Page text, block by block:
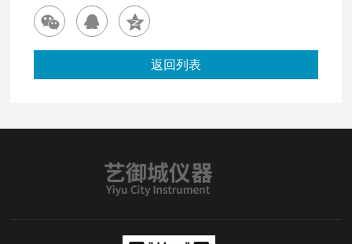
返回列表